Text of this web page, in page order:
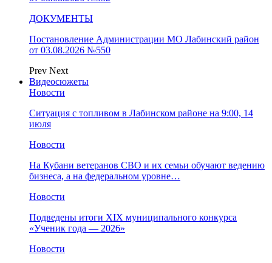
ДОКУМЕНТЫ
Постановление Администрации МО Лабинский район
от 03.08.2026 №550
Prev Next
Видеосюжеты
Новости
Ситуация с топливом в Лабинском районе на 9:00, 14
июля
Новости
На Кубани ветеранов СВО и их семьи обучают ведению
бизнеса, а на федеральном уровне…
Новости
Подведены итоги XIX муниципального конкурса
«Ученик года — 2026»
Новости